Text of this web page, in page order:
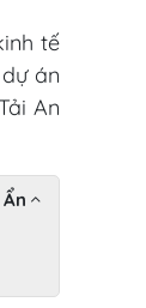
tế
án
An
Ẩn